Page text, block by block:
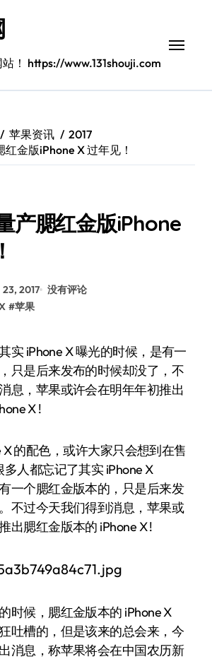
！ https://www.131shouji.com
苹果资讯
2017
金版iPhone X 过年见！
产腮红金版iPhone
23, 2017 没有评论
#苹果
只是后来发布的时候却没了，不
息，苹果或许会在明年年初推出
X !
X 的配色，或许大家只会想到在售
人都忘记了其实 iPhone X
一个腮红金版本的，只是后来发
不过今天我们得到消息，苹果或
出腮红金版本的 iPhone X !
时候，腮红金版本的 iPhone X
吐槽的，但是该来的总会来，今
消息，称苹果将会在中国农历新